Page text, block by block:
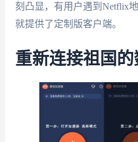
刻凸显，有用户遇到Netflix
就提供了定制版客户端。
重新连接祖国